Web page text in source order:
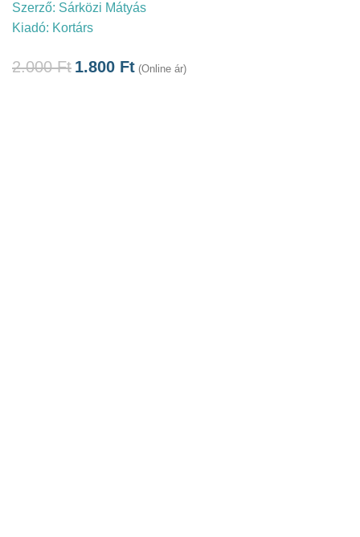
Szerző: Sárközi Mátyás
Kiadó: Kortárs
2.000Ft 1.800 Ft (Online ár)